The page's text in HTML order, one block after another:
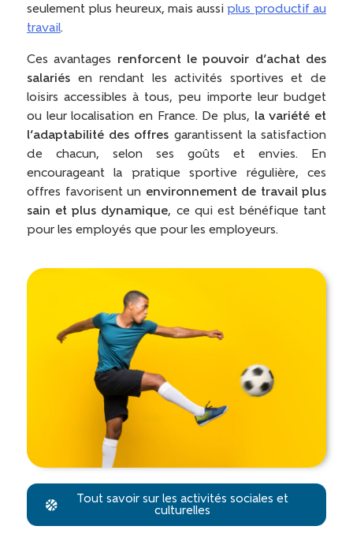
seulement plus heureux, mais aussiplus productif au
travail.
Ces avantages renforcent le pouvoir d’achat des
salariés en rendant les activités sportives et de
loisirs accessibles à tous, peu importe leur budget
ou leur localisation en France. De plus, la variété et
l’adaptabilité des offres garantissent la satisfaction
de chacun, selon ses goûts et envies. En
encourageant la pratique sportive régulière, ces
offres favorisent un environnement de travail plus
sain et plus dynamique, ce qui est bénéfique tant
pour les employés que pour les employeurs.
Tout savoir sur les activités sociales et
culturelles